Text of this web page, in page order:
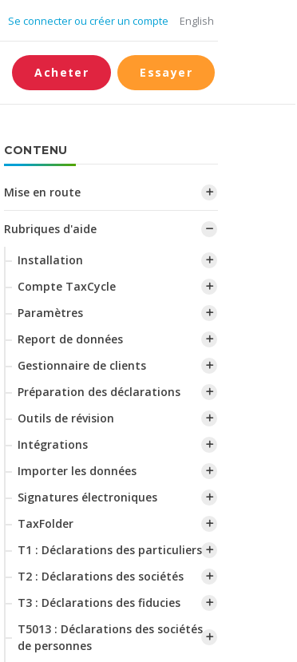
Se connecter ou créer un compte English
Acheter Essayer
CONTENU
Mise en route
Rubriques d'aide
Installation
Compte TaxCycle
Paramètres
Report de données
Gestionnaire de clients
Préparation des déclarations
Outils de révision
Intégrations
Importer les données
Signatures électroniques
TaxFolder
T1 : Déclarations des particuliers
T2 : Déclarations des sociétés
T3 : Déclarations des fiducies
T5013 : Déclarations des sociétés
de personnes